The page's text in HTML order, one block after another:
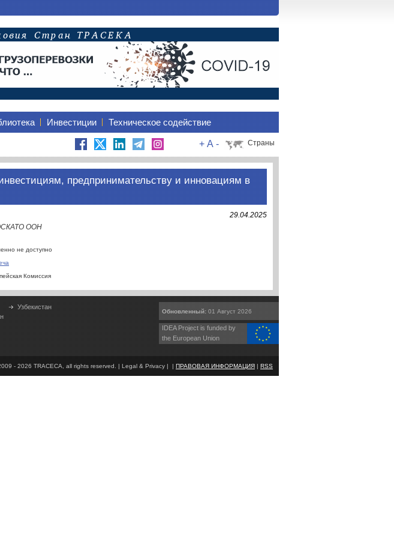
Инвестиции Техническое содействие
Страны
+ A -
предпринимательству и инновациям в
29.04.2025
ООН
не доступно
Комиссия
Узбекистан
Обновленный: 01 Август 2026
IDEA Project is funded by
the European Union
- 2026 TRACECA, all rights reserved. | Legal & Privacy | | ПРАВОВАЯ ИНФОРМАЦИЯ | RSS